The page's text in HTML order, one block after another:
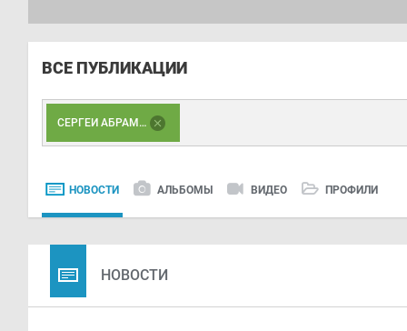
ВСЕ ПУБЛИКАЦИИ
СЕРГЕЙ АБРАМОВ
НОВОСТИ АЛЬБОМЫ ВИДЕО ПРОФИЛИ
НОВОСТИ